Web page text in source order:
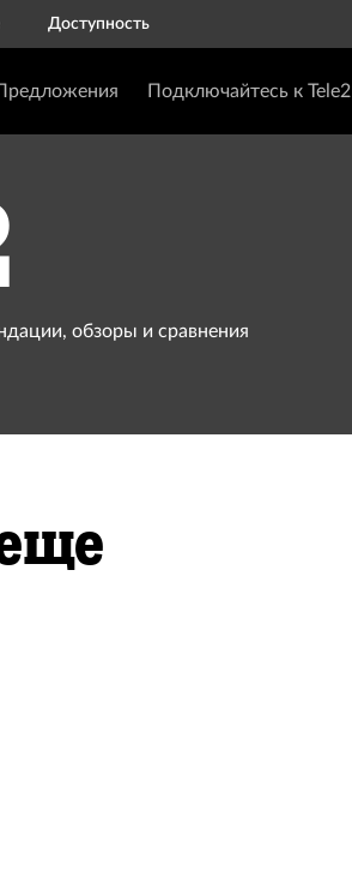
Доступность
Подключайтесь к Tele2
обзоры и сравнения